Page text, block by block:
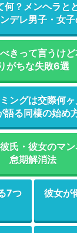
何？メンヘラと
デレ男子・女
きって言うけ
がちな失敗6選
ングは交際何
語る同棲の始め
氏・彼女のマ
怠期解消法
7つ
彼女が